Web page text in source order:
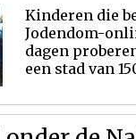
Kinderen die
Jodendom-
dagen
een stad van